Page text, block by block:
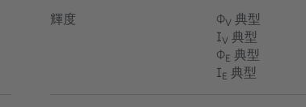
輝度 ΦV 典型
IV 典型
ΦE 典型
IE 典型